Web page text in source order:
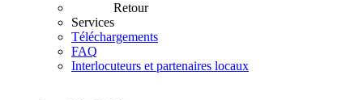
Retour
Services
Téléchargements
FAQ
Interlocuteurs et partenaires locaux